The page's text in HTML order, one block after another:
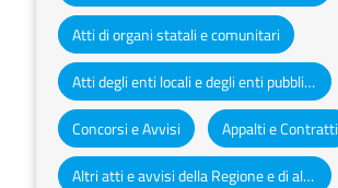
Atti di organi statali e comunitari
Atti degli enti locali e degli enti pubblici e privati
Concorsi e Avvisi Appalti e Contratti
Altri atti e avvisi della Regione e di altri enti pubblici che interessano la collettività regionale